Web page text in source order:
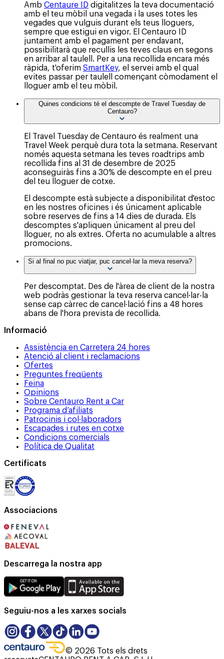
Amb Centaure ID digitalitzes la teva documentació
amb el teu mòbil una vegada i la uses totes les
vegades que vulguis durant els teus lloguers,
sempre que estigui en vigor. El Centauro ID
juntament amb el pagament per endavant,
possibilitarà que recullis les teves claus en segons
en arribar al taulell. Per a una recollida encara més
ràpida, t'oferim SmartKey, el servei amb el qual
evites passar per taulell començant còmodament el
lloguer amb el teu mòbil.
Quines condicions té el descompte de Travel Tuesday de
Centauro?
El Travel Tuesday de Centauro és realment una
Travel Week perquè dura tota la setmana. Reservant
només aquesta setmana les teves roadtrips amb
recollida fins al 31 de desembre de 2025
aconseguiràs fins a 30% de descompte en el preu
del teu lloguer de cotxe.
El descompte està subjecte a disponibilitat d'estoc
en les nostres oficines i és únicament aplicable
sobre reserves de fins a 14 dies de durada. Els
descomptes s'apliquen únicament al preu del
lloguer, no als extres. Oferta no acumulable a altres
promocions.
Si al final no puc viatjar, puc cancel·lar la meva reserva?
Per descomptat. Des de l'àrea de client de la nostra
web podràs gestionar la teva reserva cancel·lar-la
sense cap càrrec de cancel·lació fins a 48 hores
abans de l'hora prevista de recollida.
Informació
Assistència en Carretera 24 hores
Atenció al client i reclamacions
Ofertes
Preguntes freqüents
Feina
Opinions
Sobre Centauro Rent a Car
Programa d’afiliats
Patrocinis i col·laboradors
Escapades i rutes en cotxe
Condicions comercials
Política de Qualitat
Certificats
Associacions
Descarrega la nostra app
Seguiu-nos a les xarxes socials
© 2026 Tots els drets